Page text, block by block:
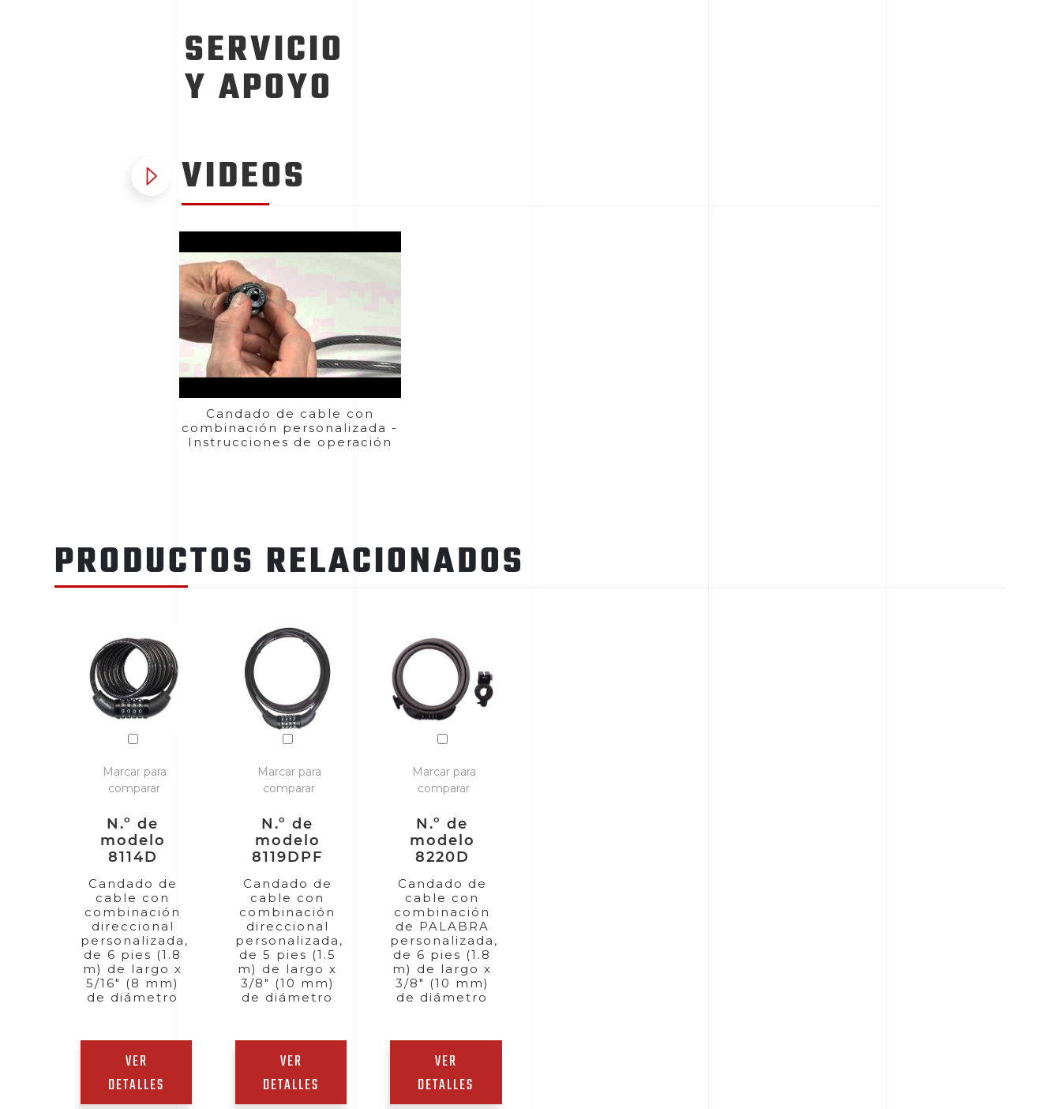
SERVICIO
Y APOYO
VIDEOS
Candado de cable con
combinación personalizada -
Instrucciones de operación
PRODUCTOS RELACIONADOS
Marcar para
comparar
N.º de
modelo
8114D
Candado de
cable con
combinación
direccional
personalizada,
de 6 pies (1.8
m) de largo x
5/16" (8 mm)
de diámetro
VER
DETALLES
Marcar para
comparar
N.º de
modelo
8119DPF
Candado de
cable con
combinación
direccional
personalizada,
de 5 pies (1.5
m) de largo x
3/8" (10 mm)
de diámetro
VER
DETALLES
Marcar para
comparar
N.º de
modelo
8220D
Candado de
cable con
combinación
de PALABRA
personalizada,
de 6 pies (1.8
m) de largo x
3/8" (10 mm)
de diámetro
VER
DETALLES